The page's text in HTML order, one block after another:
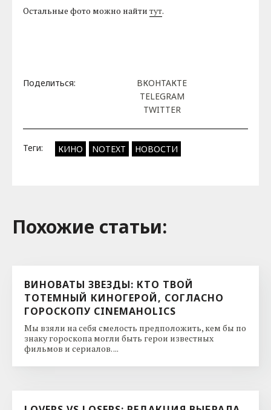
Остальные фото можно найтитут.
Поделиться:
ВКОНТАКТЕ
TELEGRAM
TWITTER
Теги: КИНО NOTEXT НОВОСТИ
Похожие cтатьи:
ВИНОВАТЫ ЗВЕЗДЫ: КТО ТВОЙ
ТОТЕМНЫЙ КИНОГЕРОЙ, СОГЛАСНО
ГОРОСКОПУ CINEMAHOLICS
Мы взяли на себя смелость предположить, кем бы по
знаку гороскопа могли быть герои известных
фильмов и сериалов. ...